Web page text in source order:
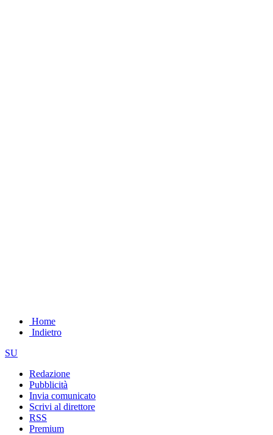
Home
Indietro
SU
Redazione
Pubblicità
Invia comunicato
Scrivi al direttore
RSS
Premium